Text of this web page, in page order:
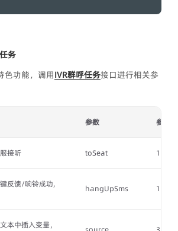
务
色功能，调用IVR群呼任务接口进行相关参
参数 参数值
接听 toSeat 1
反馈/响铃成功,
hangUpSms 1
本中插入变量，